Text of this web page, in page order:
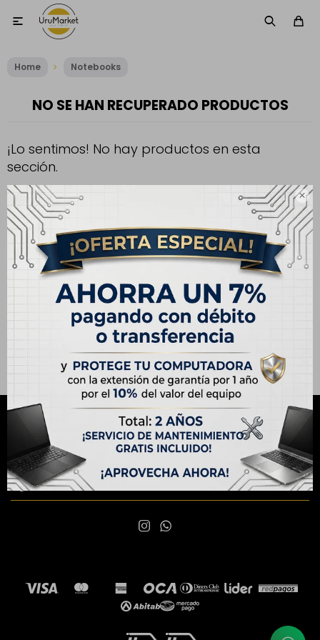


Home Notebooks
NO SE HAN RECUPERADO PRODUCTOS
¡Lo sentimos! No hay productos en esta
sección.
Inténtalo nuevamente con otros criterios de filtrado o busca en
otras secciones de nuestro catálogo.
Filtrando por: Categoría notebook:2-en-1 Notebook
NEWSLETTER
¡Suscribite y recibí todas nuestras novedades!
SUSCRIBIRME
 